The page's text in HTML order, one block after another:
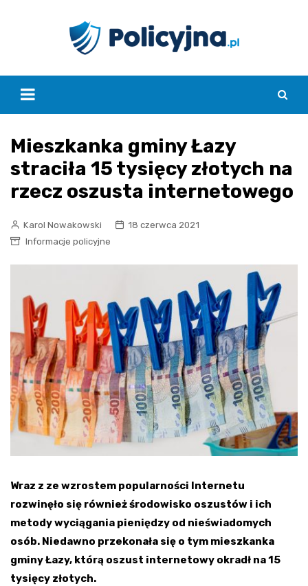
Mieszkanka gminy Łazy
straciła 15 tysięcy złotych na
rzecz oszusta internetowego
Karol Nowakowski
18 czerwca 2021
Informacje policyjne
Wraz z ze wzrostem popularności Internetu
rozwinęło się również środowisko oszustów i ich
metody wyciągania pieniędzy od nieświadomych
osób. Niedawno przekonała się o tym mieszkanka
gminy Łazy, którą oszust internetowy okradł na 15
tysięcy złotych.